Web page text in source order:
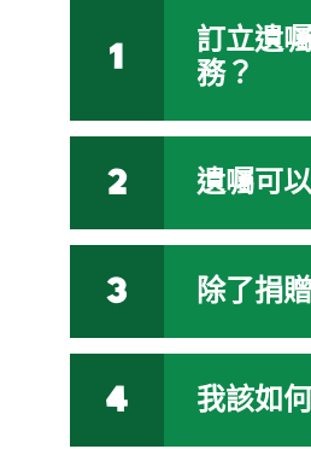
訂立遺
務？
遺囑可
除了捐
我該如